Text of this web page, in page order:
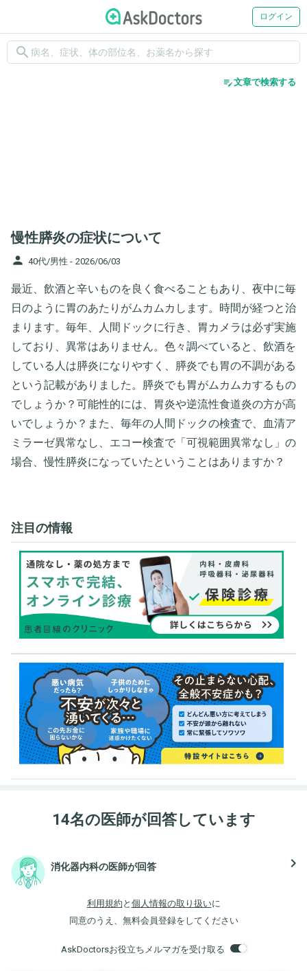
ログイン
search
edit_note文章で検索する
慢性膵炎の症状について
person 40代/男性 - 2026/06/03
最近、飲酒と辛いものを良く食べることもあり、夜中に毎
日のように胃のあたりがムカムカします。時間が経つと治
まります。毎年、人間ドックに行き、胃カメラは必ず実施
しており、異常はありません。色々調べていると、飲酒を
している人は膵炎になりやすく、膵炎でも胃の不調がある
という記載がありました。膵炎でも胃がムカムカするもの
でしょうか？可能性的には、胃炎や逆流性食道炎の方が高
いでしょうか？また、毎年の人間ドックの検査で、血清ア
ミラーゼ異常なし、エコー検査で「可視範囲異常なし」の
場合、慢性膵炎になっていたということはありますか？
注目の情報
14名の医師が回答しています
消化器内科の医師が回答 navigate_next
利用規約 と 個人情報の取り扱いに
同意のうえ、無料会員登録をしてください
AskDoctorsお役立ちメルマガを受け取る